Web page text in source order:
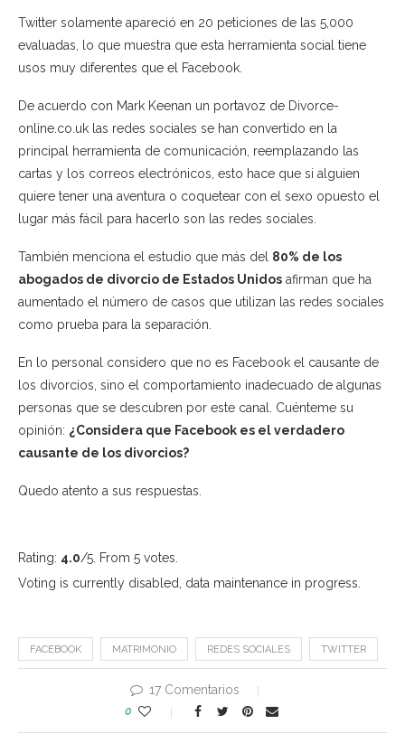
Twitter solamente apareció en 20 peticiones de las 5,000
evaluadas, lo que muestra que esta herramienta social tiene
usos muy diferentes que el Facebook.
De acuerdo con Mark Keenan un portavoz de Divorce-
online.co.uk las redes sociales se han convertido en la
principal herramienta de comunicación, reemplazando las
cartas y los correos electrónicos, esto hace que si alguien
quiere tener una aventura o coquetear con el sexo opuesto el
lugar más fácil para hacerlo son las redes sociales.
También menciona el estudio que más del 80% de los
abogados de divorcio de Estados Unidos afirman que ha
aumentado el número de casos que utilizan las redes sociales
como prueba para la separación.
En lo personal considero que no es Facebook el causante de
los divorcios, sino el comportamiento inadecuado de algunas
personas que se descubren por este canal. Cuénteme su
opinión: ¿Considera que Facebook es el verdadero
causante de los divorcios?
Quedo atento a sus respuestas.
Rating: 4.0/5. From 5 votes.
Voting is currently disabled, data maintenance in progress.
FACEBOOK MATRIMONIO REDES SOCIALES TWITTER
17 Comentarios
0